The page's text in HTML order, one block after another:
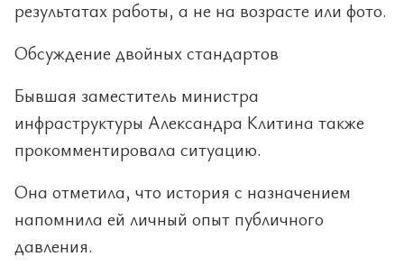
результатах работы, а не на возрасте или фото.
Обсуждение двойных стандартов
Бывшая заместитель министра
инфраструктуры Александра Клитина также
прокомментировала ситуацию.
Она отметила, что история с назначением
напомнила ей личный опыт публичного
давления.